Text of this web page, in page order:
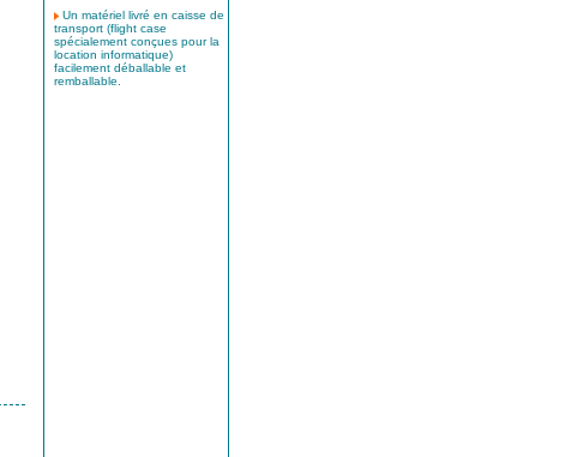
Un matériel livré en caisse de
transport (flight case
spécialement conçues pour la
location informatique)
facilement déballable et
remballable.